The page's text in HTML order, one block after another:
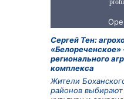
Сергей Тен:
регионального
комплекса
Жители
районов выбирают